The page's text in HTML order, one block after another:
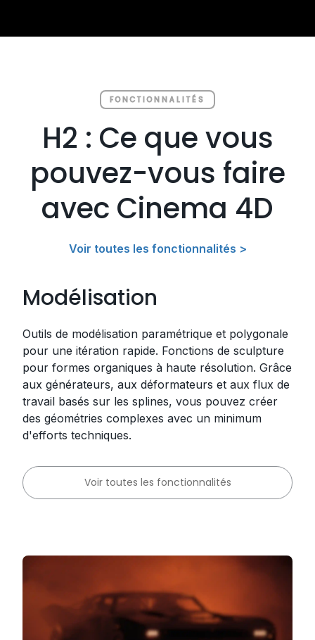
FONCTIONNALITÉS
H2 : Ce que vous
pouvez-vous faire
avec Cinema 4D
Voir toutes les fonctionnalités >
Modélisation
Outils de modélisation paramétrique et polygonale
pour une itération rapide. Fonctions de sculpture
pour formes organiques à haute résolution. Grâce
aux générateurs, aux déformateurs et aux flux de
travail basés sur les splines, vous pouvez créer
des géométries complexes avec un minimum
d'efforts techniques.
Voir toutes les fonctionnalités